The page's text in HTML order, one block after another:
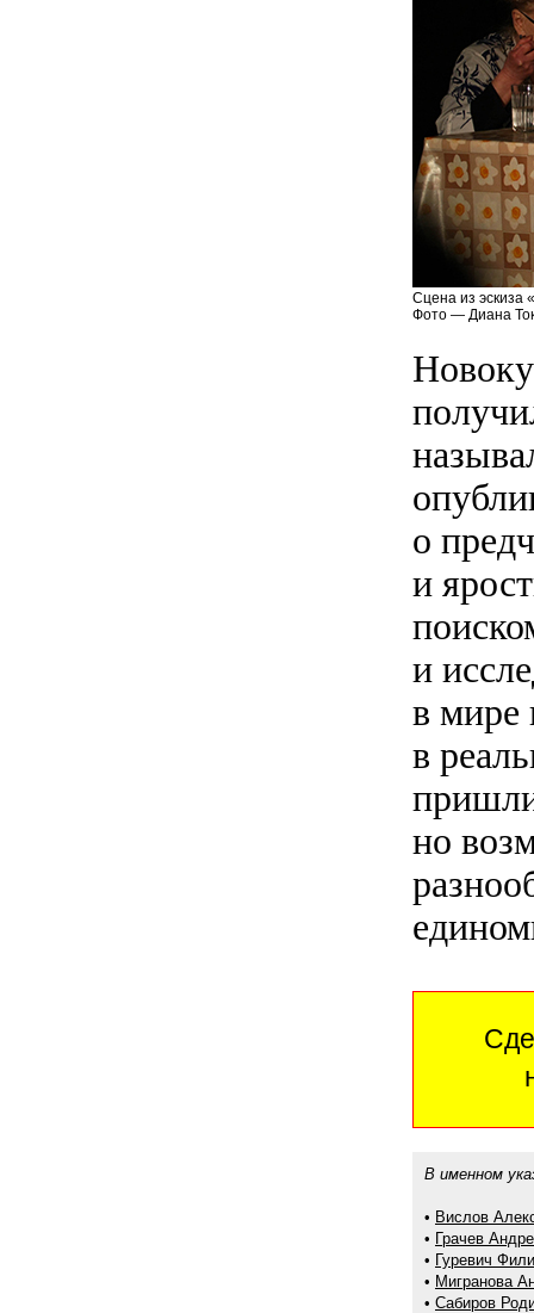
Сцена из эскиза
Фото — Диана
о
и
и
в мире
в
но
В именном
• Вислов
• Грачев
• Гуревич
• Мигранова
• Сабиров